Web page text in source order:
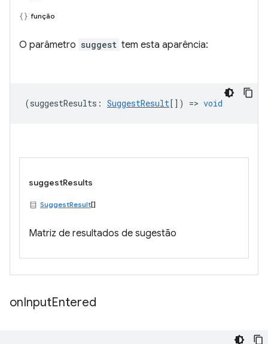
função
O parâmetro suggest tem esta aparência:
(suggestResults : SuggestResult[]) => void
suggestResults
SuggestResult[]
Matriz de resultados de sugestão
onInputEntered